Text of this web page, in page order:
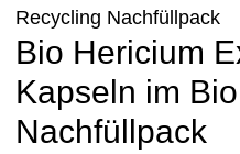
Bio Hericium
Kapseln im
Nachfüllpack